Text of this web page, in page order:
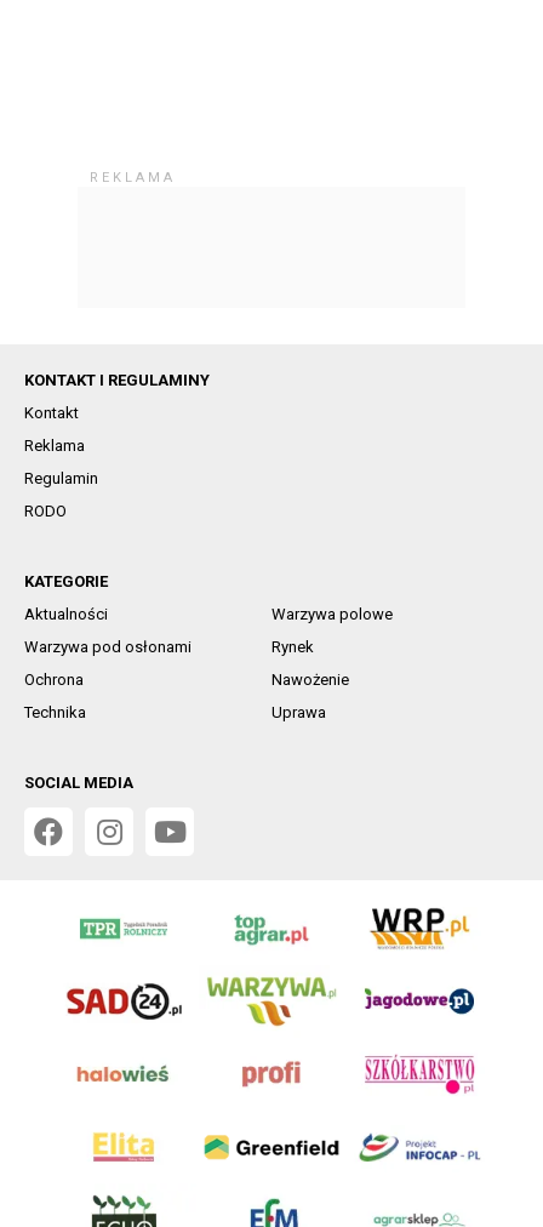
KONTAKT I REGULAMINY
Kontakt
Reklama
Regulamin
RODO
KATEGORIE
Aktualności
Warzywa polowe
Warzywa pod osłonami
Rynek
Ochrona
Nawożenie
Technika
Uprawa
SOCIAL MEDIA